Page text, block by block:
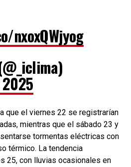
nxoxQWjyog
que el viernes 22 se registrarían
mientras que el sábado 23 y
tormentas eléctricas con
térmico. La tendencia
25, con lluvias ocasionales en